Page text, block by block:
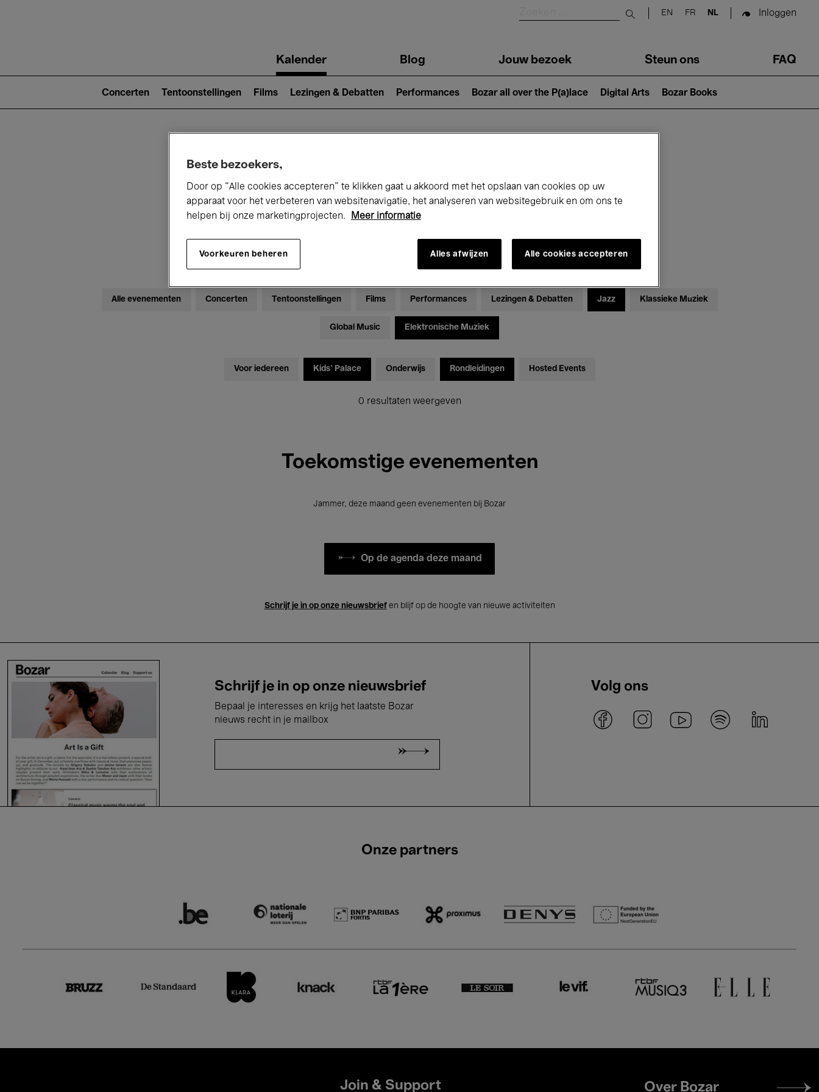
Submit search
EN FR NL Inloggen
navigationKalender Blog Jouw bezoek Steun ons FAQ
2)
Concerten Tentoonstellingen Films Lezingen & Debatten Performances Bozar all over the P(a)lace Digital Arts Bozar Books
Alle evenementen Concerten Tentoonstellingen Films Performances Lezingen & Debatten Jazz Klassieke Muziek
Global Music Elektronische Muziek
Voor iedereen Kids’ Palace Onderwijs Rondleidingen Hosted Events
0 resultaten weergeven
Toekomstige evenementen
Jammer, deze maand geen evenementen bij Bozar
Op de agenda deze maand
Schrijf je in op onze nieuwsbriefen blijf op de hoogte van nieuwe activiteiten
Schrijf je in op onze nieuwsbrief
Bepaal je interesses en krijg het laatste Bozar
nieuws recht in je mailbox
Volg ons
Onze partners
Join & Support
Footer
Over Bozar
Beste bezoekers,
Door op “Alle cookies accepteren” te klikken gaat u akkoord met het opslaan van cookies op uw
apparaat voor het verbeteren van websitenavigatie, het analyseren van websitegebruik en om ons te
helpen bij onze marketingprojecten.
Meer informatie
Voorkeuren beheren Alles afwijzen Alle cookies accepteren